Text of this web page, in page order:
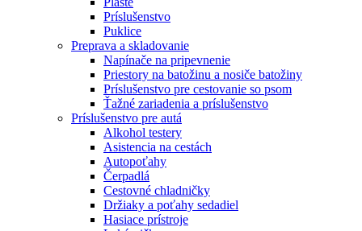
Príslušenstvo
Puklice
Preprava a skladovanie
Napínače na pripevnenie
Priestory na batožinu a nosiče batožiny
Príslušenstvo pre cestovanie so psom
Ťažné zariadenia a príslušenstvo
Príslušenstvo pre autá
Alkohol testery
Asistencia na cestách
Autopoťahy
Čerpadlá
Cestovné chladničky
Držiaky a poťahy sedadiel
Hasiace prístroje